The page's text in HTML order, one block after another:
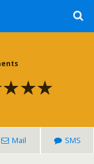
Mail SMS